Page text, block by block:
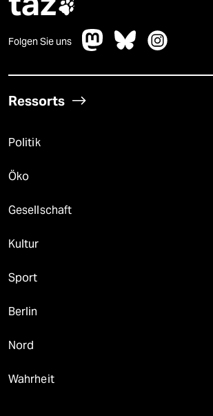

Folgen Sie uns
Ressorts
Politik
Öko
Gesellschaft
Kultur
Sport
Berlin
Nord
Wahrheit